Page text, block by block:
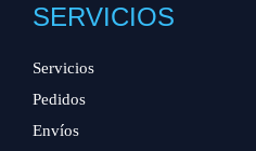
SERVICIOS
Servicios
Pedidos
Envíos